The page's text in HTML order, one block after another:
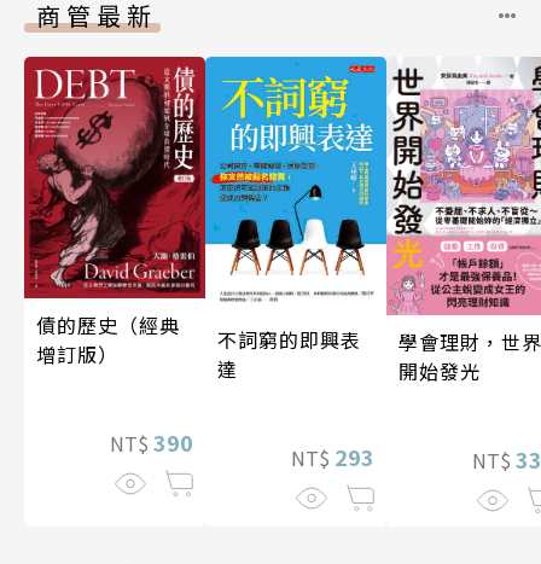
商管最新
債的歷史（經典
增訂版）
NT$ 390
不詞窮的即興表
達
NT$ 293
學會理財，世界
開始發光
NT$